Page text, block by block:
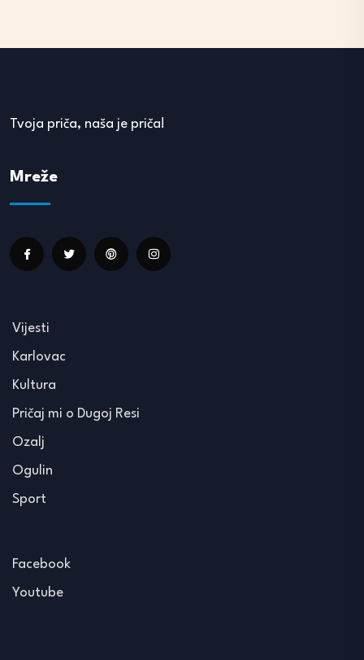
Tvoja priča, naša je priča!
Mreže
Vijesti
Karlovac
Kultura
Pričaj mi o Dugoj Resi
Ozalj
Ogulin
Sport
Facebook
Youtube